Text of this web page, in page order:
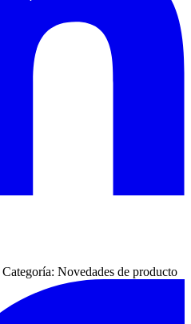
Categoría: Novedades de producto